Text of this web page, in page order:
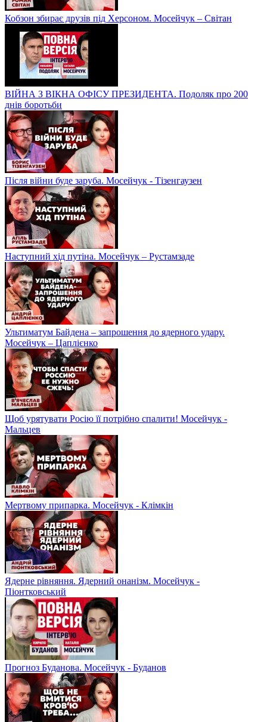
Кобзон збирає друзів під Херсоном. Мосейчук – Світан
ВІЙНА З ВІКНА ОФІСУ ПРЕЗИДЕНТА. Подоляк про 200
днів боротьби
Після війни буде заруба. Мосейчук - Тізенгаузен
Наступний хід путіна. Мосейчук – Рустамзаде
Ультиматум Байдена – запрошення до ядерного удару.
Мосейчук – Цаплієнко
Щоб урятувати Росію її потрібно спалити! Мосейчук -
Мальцев
Мертвому припарка. Мосейчук - Клімкін
Ядерне рівняння. Ядерний онанізм. Мосейчук -
Піонтковський
Прогноз Буданова. Мосейчук - Буданов